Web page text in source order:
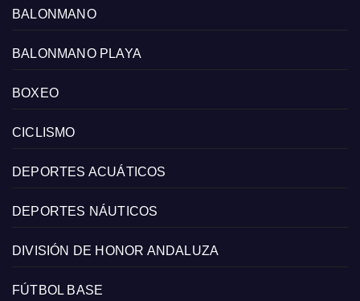
BALONMANO
BALONMANO PLAYA
BOXEO
CICLISMO
DEPORTES ACUÁTICOS
DEPORTES NÁUTICOS
DIVISIÓN DE HONOR ANDALUZA
FÚTBOL BASE